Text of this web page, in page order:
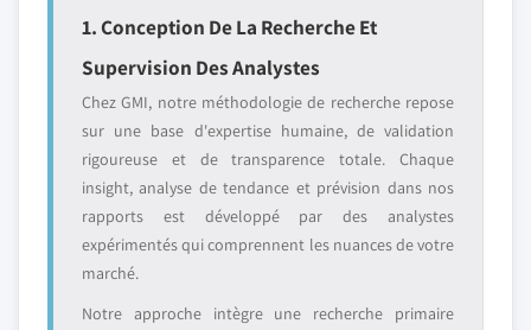
1. Conception De La Recherche Et
Supervision Des Analystes
Chez GMI, notre méthodologie de recherche repose
sur une base d'expertise humaine, de validation
rigoureuse et de transparence totale. Chaque
insight, analyse de tendance et prévision dans nos
rapports est développé par des analystes
expérimentés qui comprennent les nuances de votre
marché.
Notre approche intègre une recherche primaire